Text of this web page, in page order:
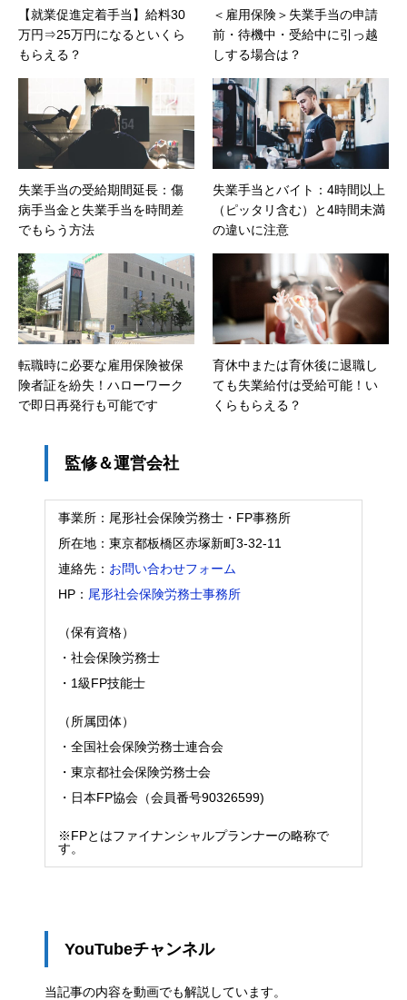
【就業促進定着手当】給料30
万円⇒25万円になるといくら
もらえる？
＜雇用保険＞失業手当の申請
前・待機中・受給中に引っ越
しする場合は？
失業手当の受給期間延長：傷
病手当金と失業手当を時間差
でもらう方法
失業手当とバイト：4時間以上
（ピッタリ含む）と4時間未満
の違いに注意
転職時に必要な雇用保険被保
険者証を紛失！ハローワーク
で即日再発行も可能です
育休中または育休後に退職し
ても失業給付は受給可能！い
くらもらえる？
監修＆運営会社
事業所：尾形社会保険労務士・FP事務所
所在地：東京都板橋区赤塚新町3-32-11
連絡先： お問い合わせフォーム
HP： 尾形社会保険労務士事務所
（保有資格）
・社会保険労務士
・1級FP技能士
（所属団体）
・全国社会保険労務士連合会
・東京都社会保険労務士会
・日本FP協会（会員番号90326599)
※FPとはファイナンシャルプランナーの略称で
す。
YouTubeチャンネル
当記事の内容を動画でも解説しています。